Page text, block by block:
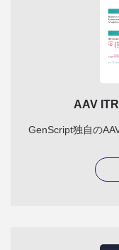
AAV
GenScript独自の